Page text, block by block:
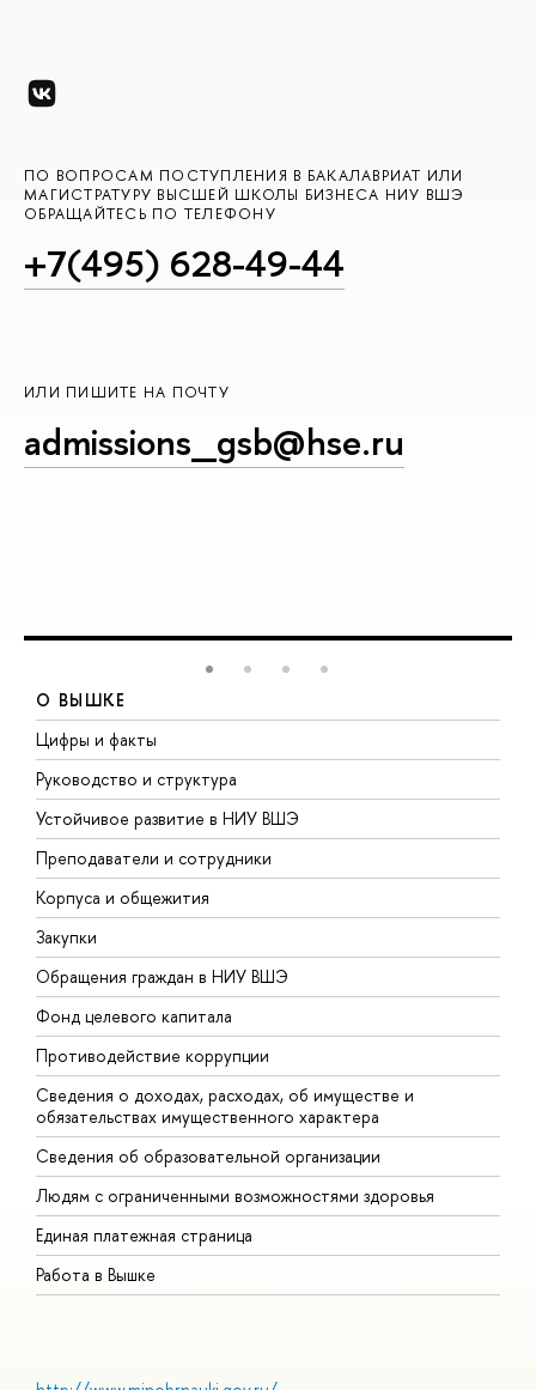
ПО ВОПРОСАМ ПОСТУПЛЕНИЯ В БАКАЛАВРИАТ ИЛИ
МАГИСТРАТУРУ ВЫСШЕЙ ШКОЛЫ БИЗНЕСА НИУ ВШЭ
ОБРАЩАЙТЕСЬ ПО ТЕЛЕФОНУ
+7(495) 628-49-44
ИЛИ ПИШИТЕ НА ПОЧТУ
admissions_gsb@hse.ru
О ВЫШКЕ
Цифры и факты
Руководство и структура
Устойчивое развитие в НИУ ВШЭ
Преподаватели и сотрудники
Корпуса и общежития
Закупки
Обращения граждан в НИУ ВШЭ
Фонд целевого капитала
Противодействие коррупции
Сведения о доходах, расходах, об имуществе и
обязательствах имущественного характера
Сведения об образовательной организации
Людям с ограниченными возможностями здоровья
Единая платежная страница
Работа в Вышке